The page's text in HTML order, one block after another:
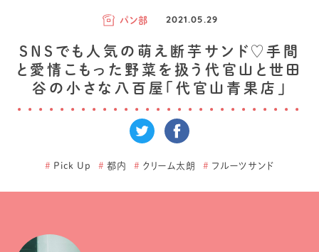
パン部 2021.05.29
SNSでも人気の萌え断芋サンド♡手間
と愛情こもった野菜を扱う代官山と世田
谷の小さな八百屋「代官山青果店」
# Pick Up # 都内 # クリーム太朗 # フルーツサンド